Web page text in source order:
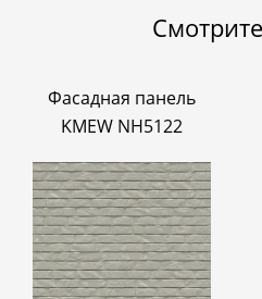
Фасадная панель
KMEW NH5122